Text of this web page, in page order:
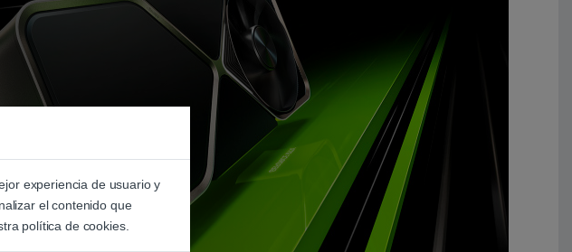
experiencia de usuario y
el contenido que
política de cookies.